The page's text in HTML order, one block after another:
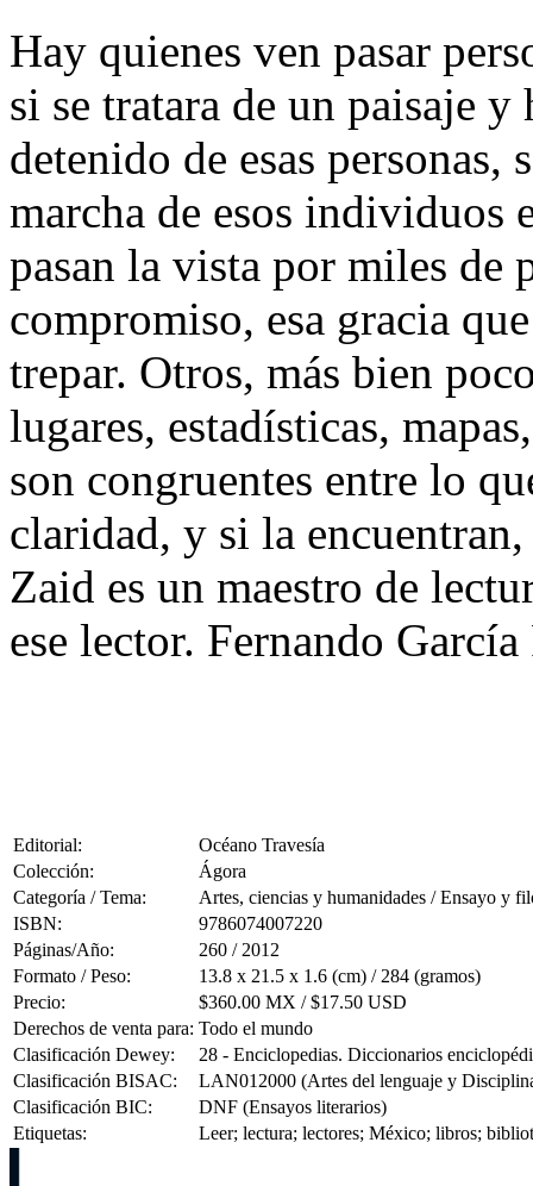
Hay quienes ven pasar
si se tratara de un paisaje
detenido de esas personas,
marcha de esos individuos
pasan la vista por miles de
compromiso, esa gracia
trepar. Otros, más bien
lugares, estadísticas,
son congruentes entre lo
claridad, y si la
Zaid es un maestro de
ese lector. Fernando
Editorial:
Océano Travesía
Colección:
Ágora
Categoría / Tema:
Artes, ciencias y humanidades / Ensayo y
ISBN:
9786074007220
Páginas/Año:
260 / 2012
Formato / Peso:
13.8 x 21.5 x 1.6 (cm) / 284 (gramos)
Precio:
$360.00 MX / $17.50 USD
Derechos de venta para: Todo el mundo
Clasificación Dewey:
28 - Enciclopedias. Diccionarios
Clasificación BISAC:
LAN012000 (Artes del lenguaje y
Clasificación BIC:
DNF (Ensayos literarios)
Etiquetas:
Leer; lectura; lectores; México; libros;